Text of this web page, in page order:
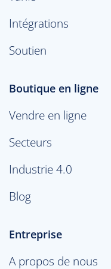
Intégrations
Soutien
Boutique en ligne
Vendre en ligne
Secteurs
Industrie 4.0
Blog
Entreprise
A propos de nous